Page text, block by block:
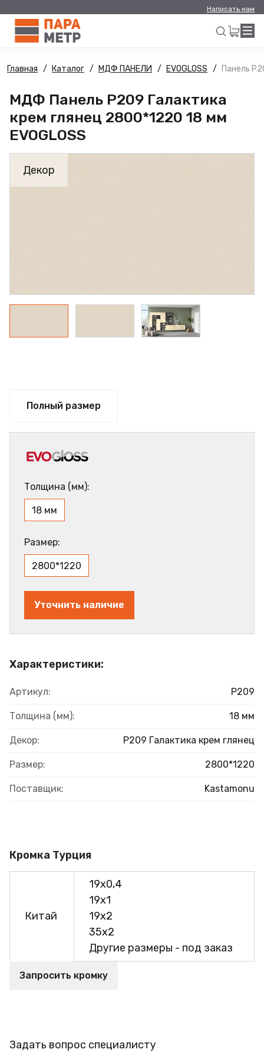
Написать нам
Искать
Главная Каталог МДФ ПАНЕЛИ EVOGLOSS Панель
МДФ Панель Р209 Галактика
крем глянец 2800*1220 18 мм
EVOGLOSS
Декор
Полный размер
Характеристики:
Артикул: Р209
Толщина (мм): 18 мм
Декор: Р209 Галактика крем глянец
Размер: 2800*1220
Поставщик: Kastamonu
Толщина (мм):
18 мм
Размер:
2800*1220
Уточнить наличие
Кромка Турция
Китай
19х0,4
19х1
19х2
35х2
Другие размеры - под заказ
Запросить кромку
Задать вопрос специалисту